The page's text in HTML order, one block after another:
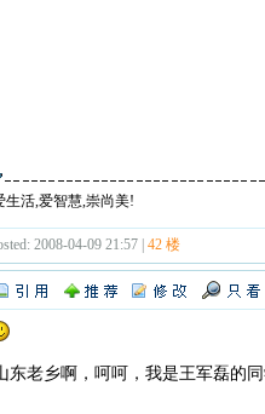
生活,爱智慧,崇尚美!
2008-04-09 21:57 | 42 楼
东老乡啊，呵呵，我是王军磊的